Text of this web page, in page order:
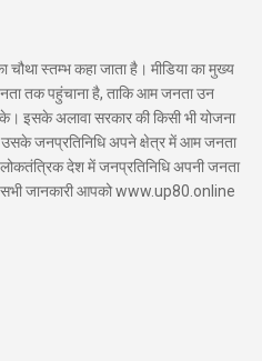
स्तम्भ कहा जाता है। मीडिया का मुख्य
तक पहुंचाना है, ताकि आम जनता उन
इसके अलावा सरकार की किसी भी योजना
उसके जनप्रतिनिधि अपने क्षेत्र में आम जनता
देश में जनप्रतिनिधि अपनी जनता
जानकारी आपको www.up80.online